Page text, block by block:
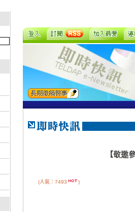
【敬邀
(人氣：7493 )